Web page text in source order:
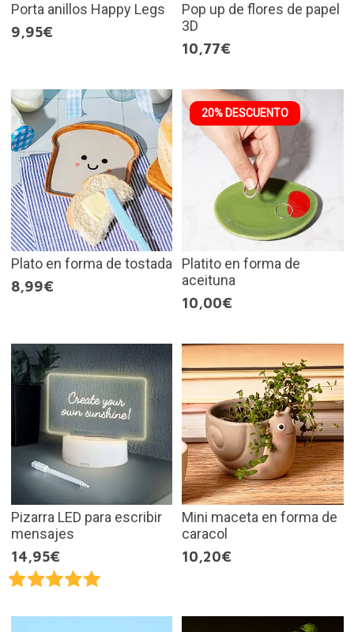
Porta anillos Happy Legs
9,95€
Pop up de flores de papel
3D
10,77€
Plato en forma de tostada
8,99€
20% DESCUENTO
Platito en forma de
aceituna
10,00€
Pizarra LED para escribir
mensajes
14,95€
Mini maceta en forma de
caracol
10,20€